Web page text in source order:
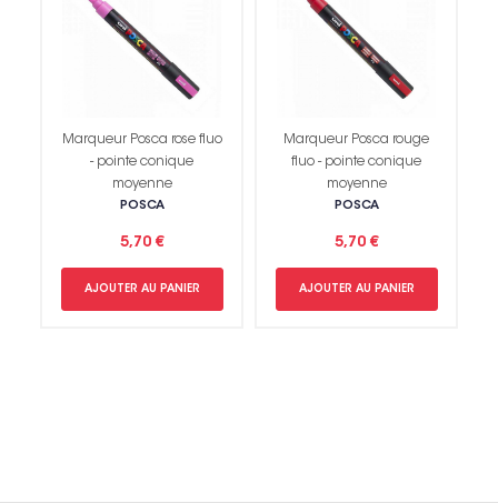
Marqueur Posca rose fluo
- pointe conique
moyenne
POSCA
5,70 €
AJOUTER AU PANIER
Marqueur Posca rouge
fluo - pointe conique
moyenne
POSCA
5,70 €
AJOUTER AU PANIER